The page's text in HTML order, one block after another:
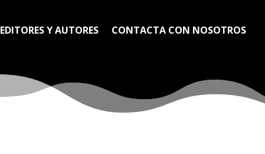
EDITORES Y AUTORES CONTACTA CON NOSOTROS